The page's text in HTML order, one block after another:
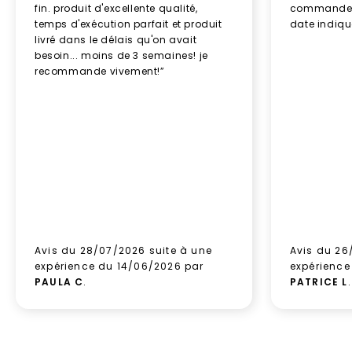
fin. produit d'excellente qualité,
temps d'exécution parfait et produit
livré dans le délais qu'on avait
besoin... moins de 3 semaines! je
recommande vivement!”
Avis du 28/07/2026 suite à une
expérience du 14/06/2026 par
PAULA C.
date
Avis du
PATRICE L.